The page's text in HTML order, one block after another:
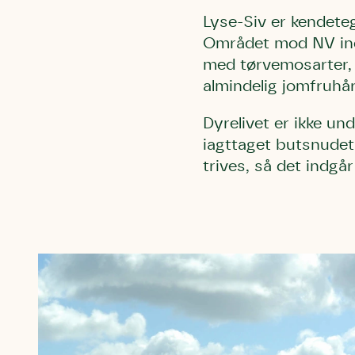
Lyse-Siv er
Området mod NV
med
almindelig
Dyrelivet er ikke
iagttaget
trives, så det
af de
Den store
kalder den.
Andet
blomster
have.